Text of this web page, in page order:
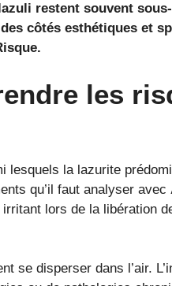
restent souvent
côtés esthétiques et
.
les
lesquels la lazurite
qu’il faut analyser avec
lors de la libération
se disperser dans l’air.